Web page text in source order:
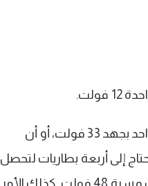
فولت.
استنادا إلى ما تم ذكره لمتطلبات نظام 48 فولت، لا يمكن توصيل لوح واحد بجهد 33 فولت، أو أن
فقط لتحصل على جهد 36 فولت، بل تحتاج إلى أربعة بطاريات لتحصل